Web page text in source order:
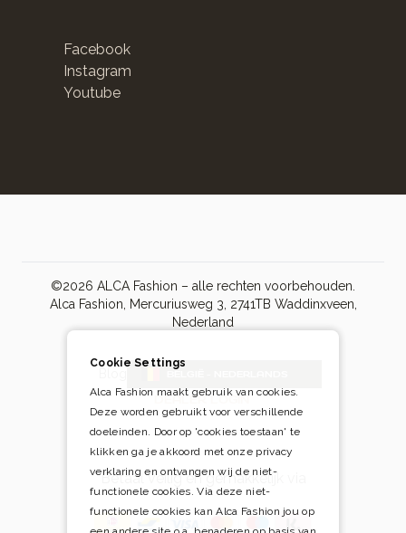
Facebook
Instagram
Youtube
©2026 ALCA Fashion – alle rechten voorbehouden.
Alca Fashion, Mercuriusweg 3, 2741TB Waddinxveen,
Nederland
DEALER LOGIN
Betaal veilig én gemakkelijk via
Cookie Settings
Alca Fashion maakt gebruik van cookies.
Deze worden gebruikt voor verschillende
doeleinden. Door op 'cookies toestaan' te
klikken ga je akkoord met onze privacy
verklaring en ontvangen wij de niet-
functionele cookies. Via deze niet-
functionele cookies kan Alca Fashion jou op